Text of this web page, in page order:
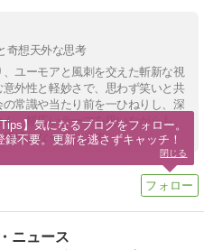
奇想天外な思考
ユーモアと風刺を交えた斬新な視
外性と軽妙さで、思わず笑いと共
常識や当たり前を一ひねりし、深
。幅広いテーマを扱いながらも、
成となっています。
ニュース
Tips】気になるブログをフォロー。
録不要。更新を逃さずキャッチ！
閉じる